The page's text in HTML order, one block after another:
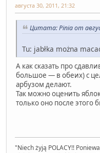
августа 30, 2011, 21:32
Цитата: Pinia от
Tu: jabłka można
А как сказать про
большое — в обеих) с
арбузом делают.
Так можно оценить
только оно после этого
" Niech żyją POLACY!!